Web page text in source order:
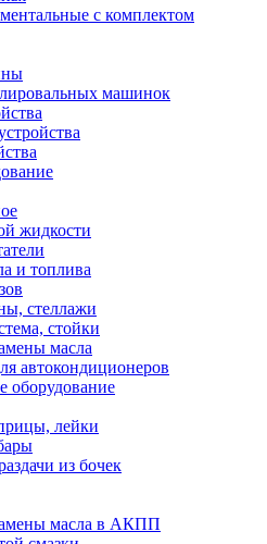
с комплектом
машинок
жидкости
и топлива
стеллажи
стойки
масла
автокондиционеров
оборудование
лейки
из бочек
масла в АКПП